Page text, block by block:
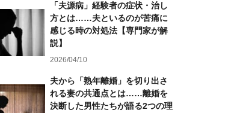
「夫源病」経験者の症状・治し
方とは……夫といるのが苦痛に
感じる時の対処法【専門家が解
説】
2026/04/10
夫から「熟年離婚」を切り出さ
れる妻の共通点とは……離婚を
決断した男性たちが語る2つの理